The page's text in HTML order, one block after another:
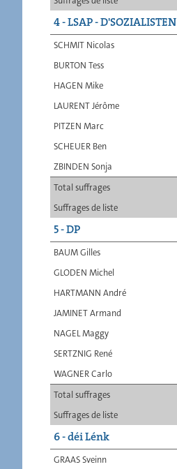
4 - LSAP - D'SOZIALISTEN
Total suffrages
Suffrages de liste
SCHMIT Nicolas
BURTON Tess
HAGEN Mike
LAURENT Jérôme
PITZEN Marc
SCHEUER Ben
ZBINDEN Sonja
5 - DP
Total suffrages
Suffrages de liste
BAUM Gilles
GLODEN Michel
HARTMANN André
JAMINET Armand
NAGEL Maggy
SERTZNIG René
WAGNER Carlo
6 - déi Lénk
GRAAS Sveinn